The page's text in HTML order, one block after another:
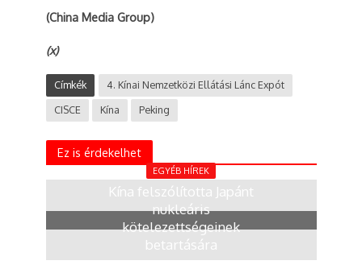
(China Media Group)
(x)
Címkék
4. Kínai Nemzetközi Ellátási Lánc Expót
CISCE
Kína Peking
Ez is érdekelhet
EGYÉB HÍREK
Kína felszólította Japánt
nukleáris
kötelezettségeinek
betartására